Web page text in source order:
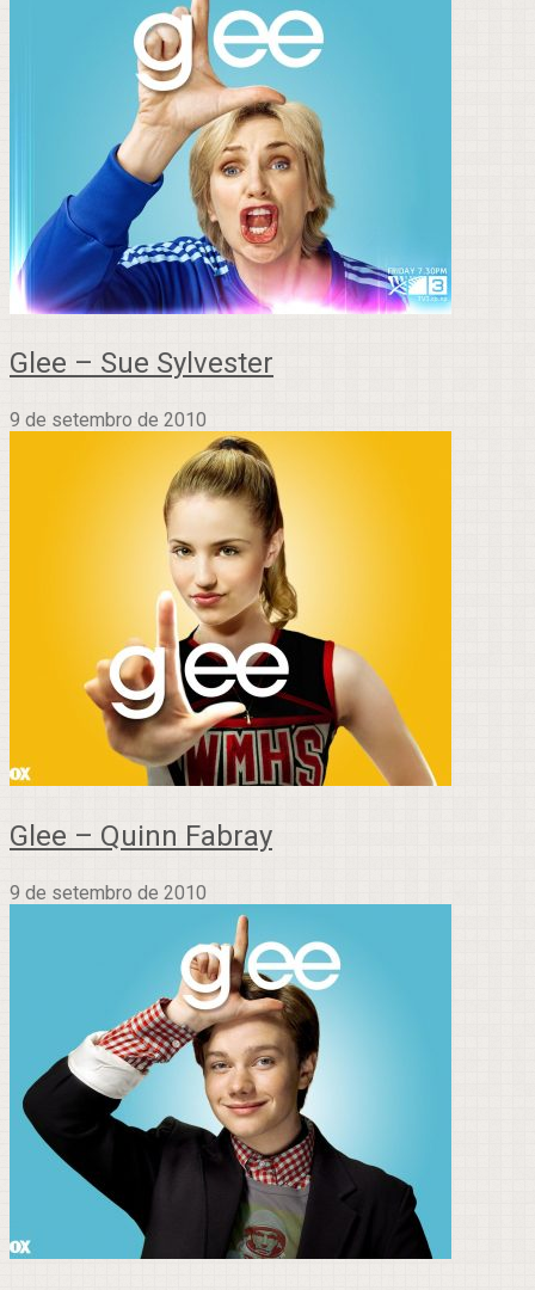
Glee – Sue Sylvester
9 de setembro de 2010
Glee – Quinn Fabray
9 de setembro de 2010